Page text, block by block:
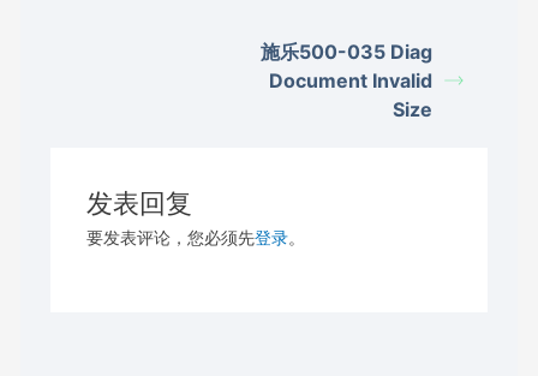
施乐500-035 Diag
Document Invalid
Size
发表回复
要发表评论，您必须先登录。